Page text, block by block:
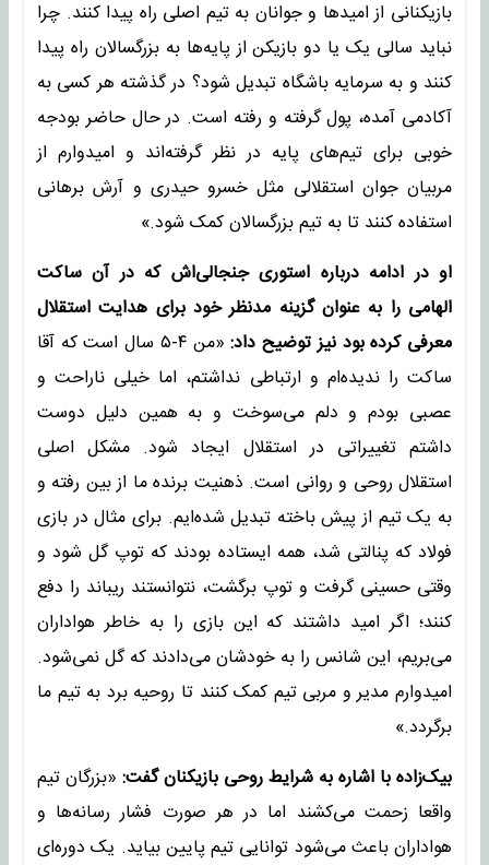
بازیکنانی از امیدها و جوانان به تیم اصلی راه پیدا کنند. چرا
نباید سالی یک یا دو بازیکن از پایه‌ها به بزرگسالان راه پیدا
کنند و به سرمایه باشگاه تبدیل شود؟ در گذشته هر کسی به
آکادمی آمده، پول گرفته و رفته است. در حال حاضر بودجه
خوبی برای تیم‌های پایه در نظر گرفته‌اند و امیدوارم از
مربیان جوان استقلالی مثل خسرو حیدری و آرش برهانی
استفاده کنند تا به تیم بزرگسالان کمک شود.»
او در ادامه درباره استوری جنجالی‌اش که در آن ساکت
الهامی را به عنوان گزینه مدنظر خود برای هدایت استقلال
معرفی کرده بود نیز توضیح داد:
«من ۴-۵ سال است که آقا
ساکت را ندیده‌ام و ارتباطی نداشتم، اما خیلی ناراحت و
عصبی بودم و دلم می‌سوخت و به همین دلیل دوست
داشتم تغییراتی در استقلال ایجاد شود. مشکل اصلی
استقلال روحی و روانی است. ذهنیت برنده ما از بین رفته و
به یک تیم از پیش باخته تبدیل شده‌ایم. برای مثال در بازی
فولاد که‌ پنالتی شد، همه ایستاده بودند که توپ گل شود و
وقتی حسینی گرفت و توپ برگشت، نتوانستند ریباند را دفع
کنند؛ اگر امید داشتند که این بازی را به خاطر هواداران
می‌بریم، این شانس را به خودشان می‌دادند که گل نمی‌شود.
امیدوارم مدیر و مربی تیم کمک کنند تا روحیه برد به تیم ما
برگردد.»
بیک‌زاده با اشاره به شرایط روحی بازیکنان گفت: «بزرگان تیم
واقعا زحمت می‌کشند اما در هر صورت فشار رسانه‌ها و
هواداران باعث می‌شود توانایی تیم پایین بیاید. یک دوره‌ای